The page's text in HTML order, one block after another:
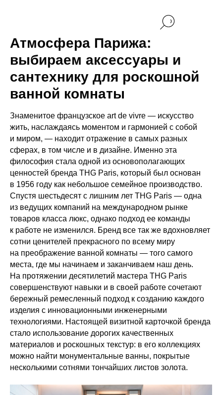
Атмосфера Парижа:
выбираем аксессуары и
сантехнику для роскошной
ванной комнаты
Знаменитое французское art de vivre — искусство
жить, наслаждаясь моментом и гармонией с собой
и миром, — находит отражение в самых разных
сферах, в том числе и в дизайне. Именно эта
философия стала одной из основополагающих
ценностей бренда THG Paris, который был основан
в 1956 году как небольшое семейное производство.
Спустя шестьдесят с лишним лет THG Paris — одна
из ведущих компаний на международном рынке
товаров класса люкс, однако подход ее команды
к работе не изменился. Бренд все так же вдохновляет
сотни ценителей прекрасного по всему миру
на преображение ванной комнаты — того самого
места, где мы начинаем и заканчиваем наш день.
На протяжении десятилетий мастера THG Paris
совершенствуют навыки и в своей работе сочетают
бережный ремесленный подход к созданию каждого
изделия с инновационными инженерными
технологиями. Настоящей визитной карточкой бренда
стало использование дорогих качественных
материалов и роскошных текстур: в его коллекциях
можно найти монументальные ванны, покрытые
несколькими сотнями тончайших листов золота.